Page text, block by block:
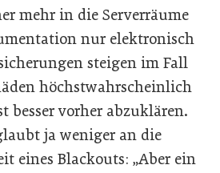
mehr in die Serverräume
nur elektronisch
steigen im Fall
höchstwahrscheinlich
besser vorher abzuklären.
ja weniger an die
eines Blackouts: „Aber ein